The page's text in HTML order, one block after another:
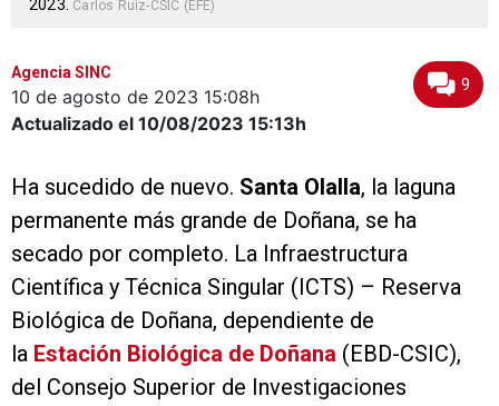
2023. Carlos Ruiz-CSIC (EFE)
Agencia SINC
10 de agosto de 2023 15:08h
Actualizado el 10/08/2023 15:13h
9
Ha sucedido de nuevo. Santa Olalla, la laguna
permanente más grande de Doñana, se ha
secado por completo. La Infraestructura
Científica y Técnica Singular (ICTS) – Reserva
Biológica de Doñana, dependiente de
la Estación Biológica de Doñana (EBD-CSIC),
del Consejo Superior de Investigaciones